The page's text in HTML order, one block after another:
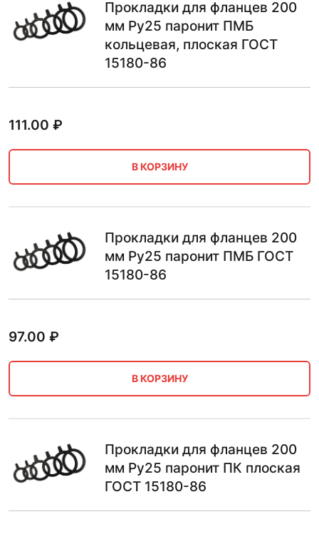
Прокладки для фланцев 200
мм Ру25 паронит ПМБ
кольцевая, плоская ГОСТ
15180-86
111.00 ₽
В КОРЗИНУ
Прокладки для фланцев 200
мм Ру25 паронит ПМБ ГОСТ
15180-86
97.00 ₽
В КОРЗИНУ
Прокладки для фланцев 200
мм Ру25 паронит ПК плоская
ГОСТ 15180-86